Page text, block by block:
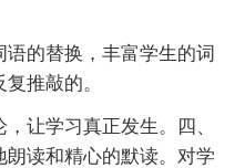
的替换，丰富学生的词
推敲的。
让学习真正发生。四、
读和精心的默读。对学